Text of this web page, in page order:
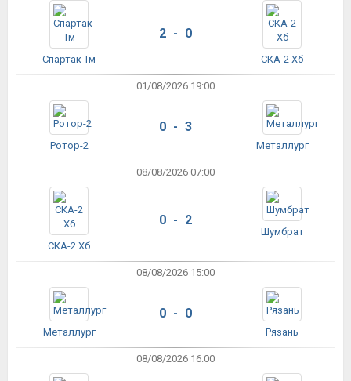
Спартак Тм
2 - 0
СКА-2 Хб
01/08/2026 19:00
Ротор-2
0 - 3
Металлург
08/08/2026 07:00
СКА-2 Хб
0 - 2
Шумбрат
08/08/2026 15:00
Металлург
0 - 0
Рязань
08/08/2026 16:00